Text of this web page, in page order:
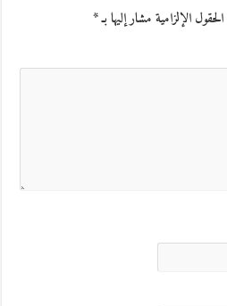
الحقول الإلزامية مشار إليها بـ*